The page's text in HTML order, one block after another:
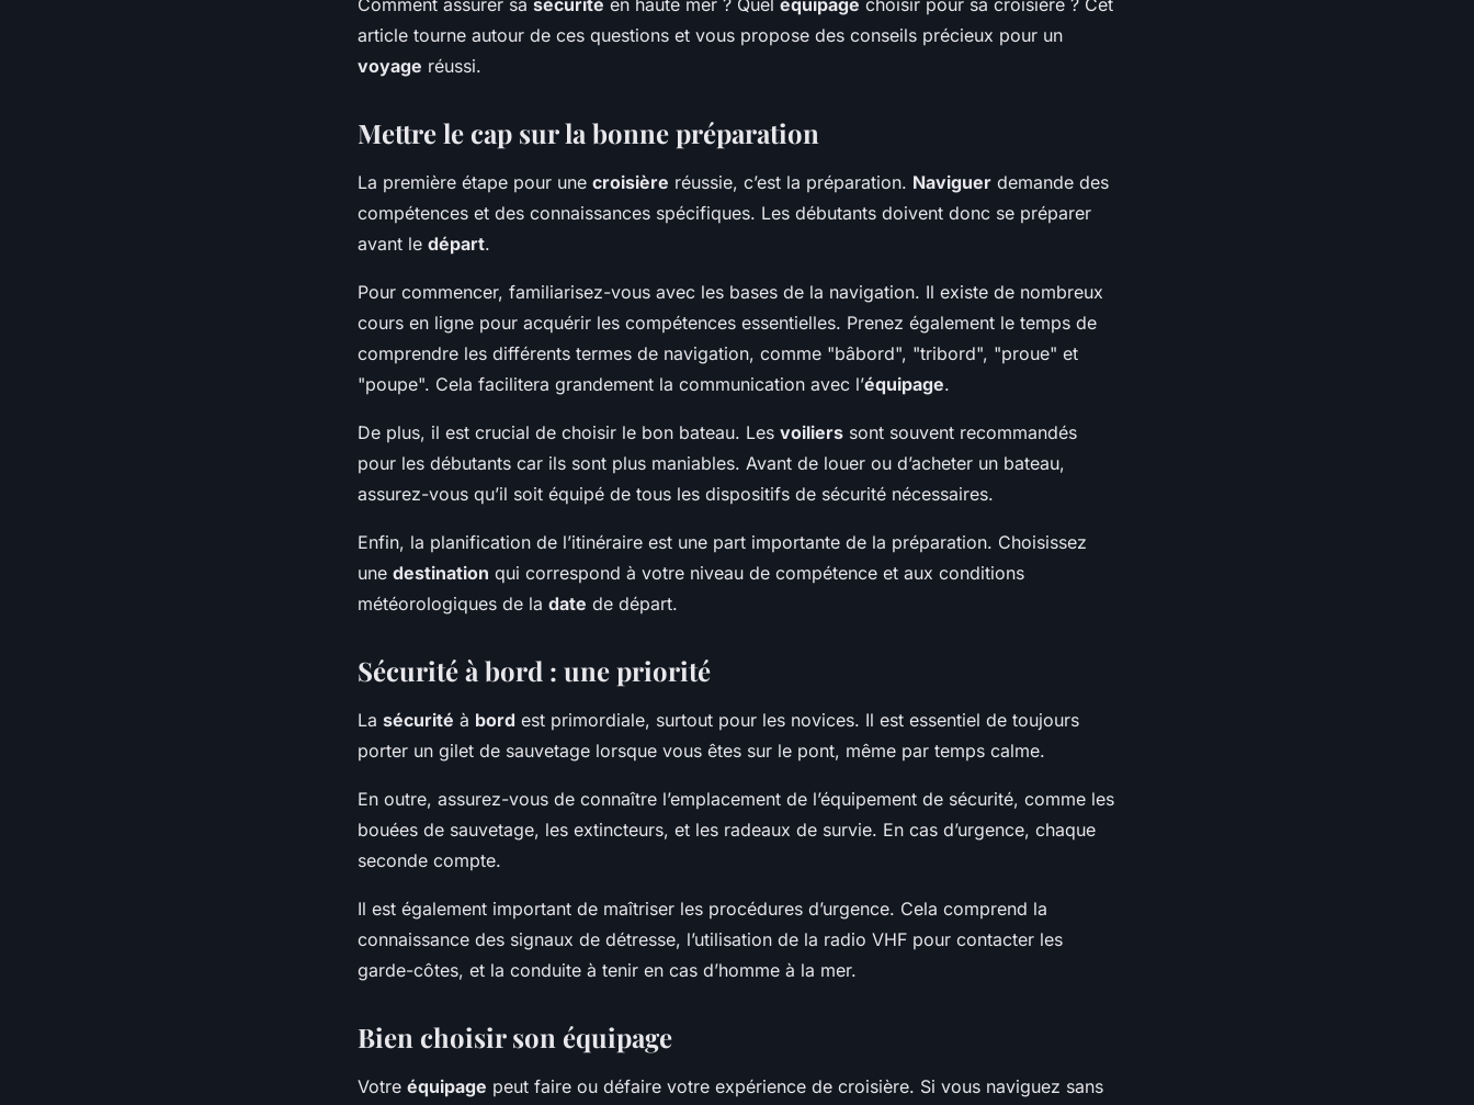
expérience de navigation préalable ?
Comment assurer sa sécurité en haute mer ? Quel équipage choisir pour sa croisière ? Cet
article tourne autour de ces questions et vous propose des conseils précieux pour un
voyage réussi.
Mettre le cap sur la bonne préparation
La première étape pour une croisière réussie, c’est la préparation. Naviguer demande des
compétences et des connaissances spécifiques. Les débutants doivent donc se préparer
avant le départ.
Pour commencer, familiarisez-vous avec les bases de la navigation. Il existe de nombreux
cours en ligne pour acquérir les compétences essentielles. Prenez également le temps de
comprendre les différents termes de navigation, comme "bâbord", "tribord", "proue" et
"poupe". Cela facilitera grandement la communication avec l’équipage.
De plus, il est crucial de choisir le bon bateau. Les voiliers sont souvent recommandés
pour les débutants car ils sont plus maniables. Avant de louer ou d’acheter un bateau,
assurez-vous qu’il soit équipé de tous les dispositifs de sécurité nécessaires.
Enfin, la planification de l’itinéraire est une part importante de la préparation. Choisissez
une destination qui correspond à votre niveau de compétence et aux conditions
météorologiques de la date de départ.
Sécurité à bord : une priorité
La sécurité à bord est primordiale, surtout pour les novices. Il est essentiel de toujours
porter un gilet de sauvetage lorsque vous êtes sur le pont, même par temps calme.
En outre, assurez-vous de connaître l’emplacement de l’équipement de sécurité, comme les
bouées de sauvetage, les extincteurs, et les radeaux de survie. En cas d’urgence, chaque
seconde compte.
Il est également important de maîtriser les procédures d’urgence. Cela comprend la
connaissance des signaux de détresse, l’utilisation de la radio VHF pour contacter les
garde-côtes, et la conduite à tenir en cas d’homme à la mer.
Bien choisir son équipage
Votre équipage peut faire ou défaire votre expérience de croisière. Si vous naviguez sans